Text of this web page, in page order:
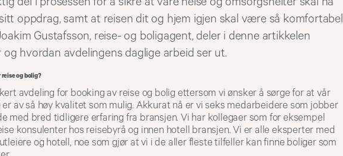
oppdrag, samt at reisen dit og hjem igjen skal være så komfortabel
Gustafsson, reise- og boligagent, deler i denne artikkelen
hvordan avdelingens daglige arbeid ser ut.
og bolig?
avdeling for booking av reise og bolig ettersom vi ønsker å sørge for at vår
av så høy kvalitet som mulig. Akkurat nå er vi seks medarbeidere som jobber
med bred tidligere erfaring fra bransjen. Vi har kollegaer som for eksempel
konsulenter hos reisebyrå og innen hotell bransjen. Vi er alle eksperter med
og hotell, noe som gjør at vi i de aller fleste tilfeller kan finne boliger som